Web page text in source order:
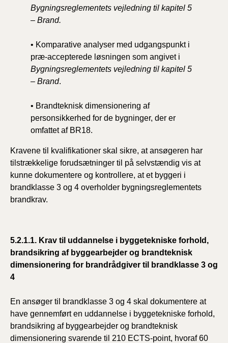
Bygningsreglementets vejledning til kapitel 5
– Brand.
• Komparative analyser med udgangspunkt i
præ-accepterede løsningen som angivet i
Bygningsreglementets vejledning til kapitel 5
– Brand.
• Brandteknisk dimensionering af
personsikkerhed for de bygninger, der er
omfattet af BR18.
Kravene til kvalifikationer skal sikre, at ansøgeren har
tilstrækkelige forudsætninger til på selvstændig vis at
kunne dokumentere og kontrollere, at et byggeri i
brandklasse 3 og 4 overholder bygningsreglementets
brandkrav.
5.2.1.1. Krav til uddannelse i byggetekniske forhold,
brandsikring af byggearbejder og brandteknisk
dimensionering for brandrådgiver til brandklasse 3 og
4
En ansøger til brandklasse 3 og 4 skal dokumentere at
have gennemført en uddannelse i byggetekniske forhold,
brandsikring af byggearbejder og brandteknisk
dimensionering svarende til 210 ECTS-point, hvoraf 60